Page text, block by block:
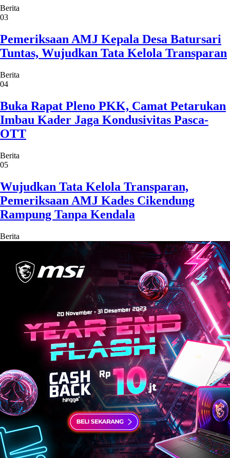
Berita
03
Pemeriksaan AMJ Kepala Desa Batursari
Tuntas, Wujudkan Tata Kelola Transparan
Berita
04
Buka Rapat Pleno PKK, Camat Petarukan
Imbau Kader Jaga Kondusivitas Pasca-
OTT
Berita
05
Wujudkan Tata Kelola Transparan,
Pemeriksaan AMJ Kades Cikendung
Rampung Tanpa Kendala
Berita